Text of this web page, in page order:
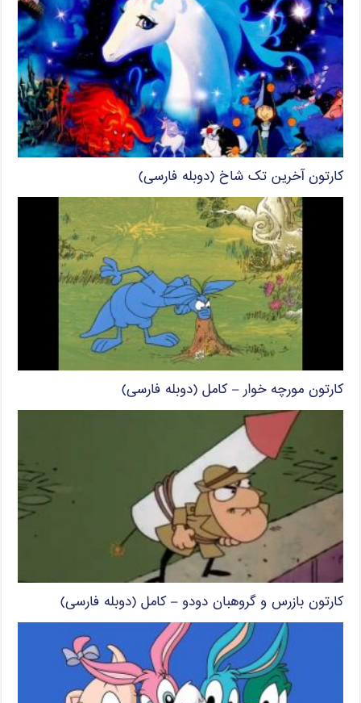
کارتون آخرین تک شاخ (دوبله فارسی)
کارتون مورچه خوار – کامل (دوبله فارسی)
کارتون بازرس و گروهبان دودو – کامل (دوبله فارسی)